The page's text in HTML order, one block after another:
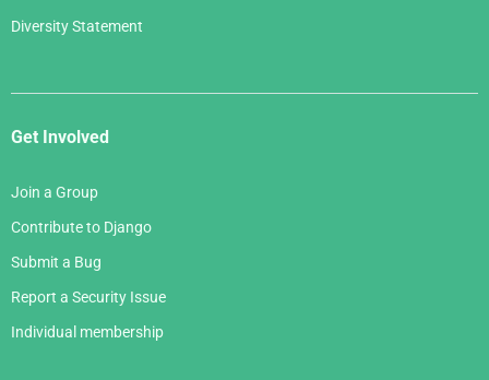
Diversity Statement
Get Involved
Join a Group
Contribute to Django
Submit a Bug
Report a Security Issue
Individual membership